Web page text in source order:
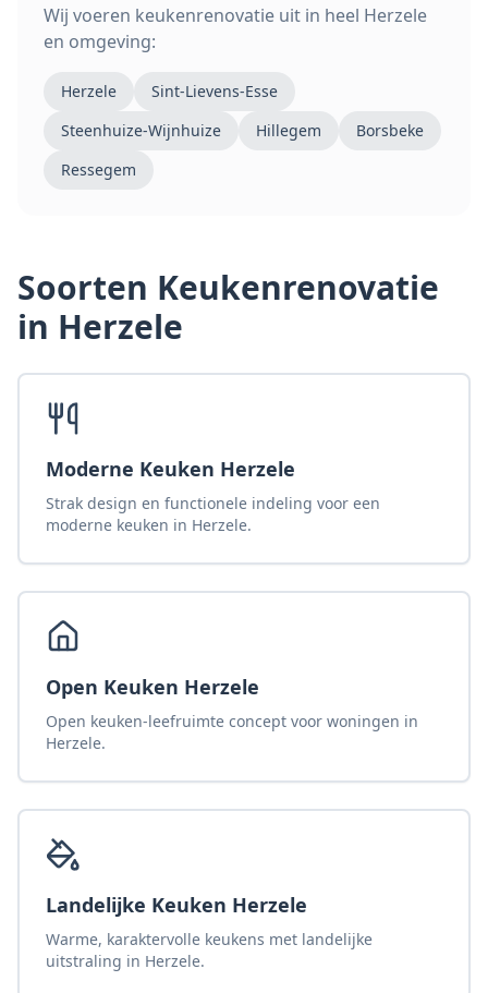
Wij voeren keukenrenovatie uit in heel Herzele
en omgeving:
Herzele
Sint-Lievens-Esse
Steenhuize-Wijnhuize
Hillegem
Borsbeke
Ressegem
Soorten Keukenrenovatie
in Herzele
Moderne Keuken Herzele
Strak design en functionele indeling voor een
moderne keuken in Herzele.
Open Keuken Herzele
Open keuken-leefruimte concept voor woningen in
Herzele.
Landelijke Keuken Herzele
Warme, karaktervolle keukens met landelijke
uitstraling in Herzele.